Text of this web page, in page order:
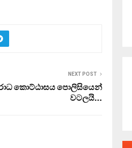
NEXT POST
කොට්ඨාසය පොලිසියෙන්
වටලයි…